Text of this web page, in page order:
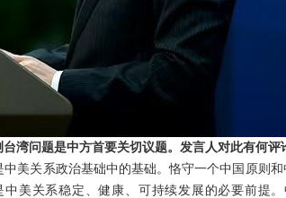
湾问题是中方首要关切议题。发言人对此有何评
美关系政治基础中的基础。恪守一个中国原则
美关系稳定、健康、可持续发展的必要前提